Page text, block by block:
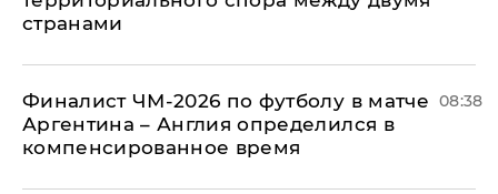
странами
Финалист ЧМ-2026 по футболу в матче
Аргентина – Англия определился в
компенсированное время
08:38